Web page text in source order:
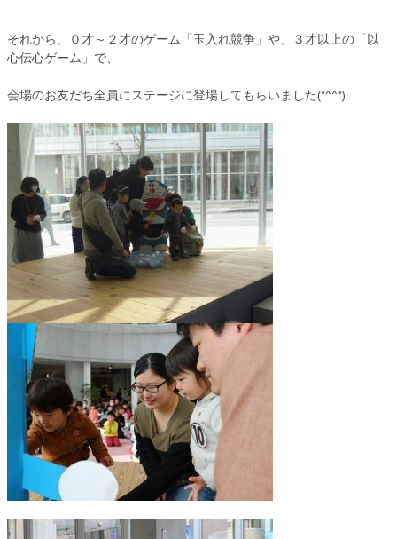
それから、０才～２才のゲーム「玉入れ競争」や、３才以上の「以
心伝心ゲーム」で、
会場のお友だち全員にステージに登場してもらいました(*^^*)